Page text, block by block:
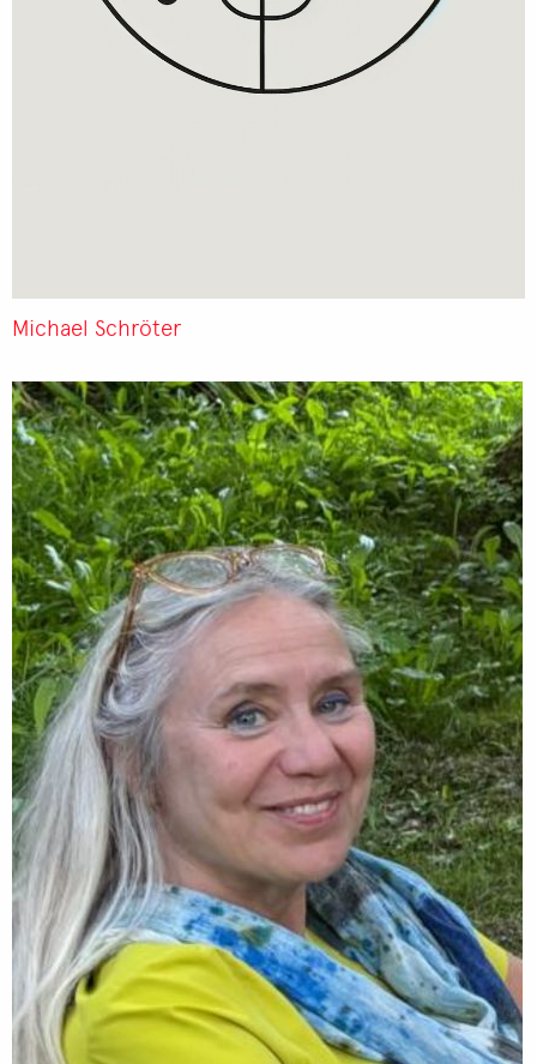
Michael Schröter